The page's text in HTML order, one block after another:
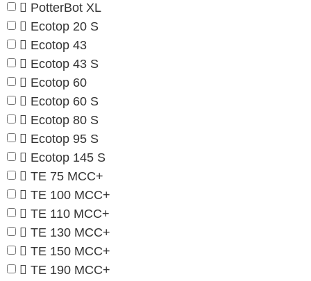
PotterBot XL
Ecotop 20 S
Ecotop 43
Ecotop 43 S
Ecotop 60
Ecotop 60 S
Ecotop 80 S
Ecotop 95 S
Ecotop 145 S
TE 75 MCC+
TE 100 MCC+
TE 110 MCC+
TE 130 MCC+
TE 150 MCC+
TE 190 MCC+